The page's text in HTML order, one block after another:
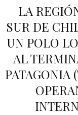
LA
SUR DE
UN POLO
AL
PATAGONIA